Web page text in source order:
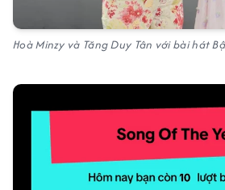
Hoà Minzy và Tăng Duy Tân với bài hát